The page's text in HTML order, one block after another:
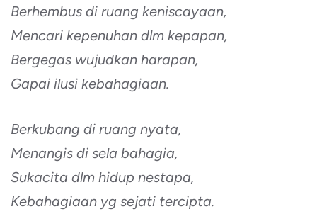
Berhembus di ruang keniscayaan,
Mencari kepenuhan dlm kepapan,
Bergegas wujudkan harapan,
Gapai ilusi kebahagiaan.
Berkubang di ruang nyata,
Menangis di sela bahagia,
Sukacita dlm hidup nestapa,
Kebahagiaan yg sejati tercipta.